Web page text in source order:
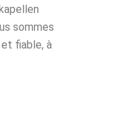
sommes
fiable, à